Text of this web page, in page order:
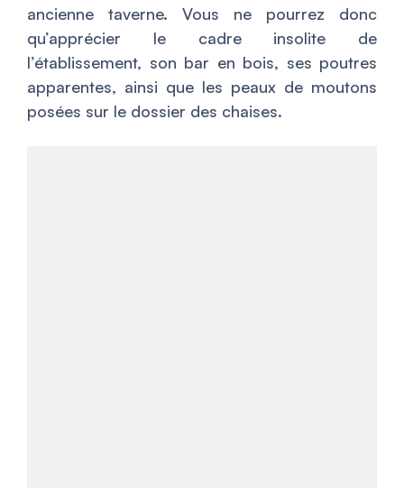
ancienne taverne. Vous ne pourrez donc
qu’apprécier le cadre insolite de
l’établissement, son bar en bois, ses poutres
apparentes, ainsi que les peaux de moutons
posées sur le dossier des chaises.